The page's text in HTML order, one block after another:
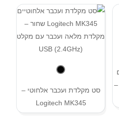
Logitech K380s + M350/s –
סט מקלדת ועכבר אלחוטי –
Logitech MK345